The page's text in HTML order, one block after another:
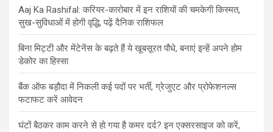
Aaj Ka Rashifal: करियर-कारोबार में इन राशियों की चमकेगी किस्मत,
सुख-सुविधाओं में होगी वृद्धि, पढ़ें दैनिक राशिफल
बिना मिट्टी और मेंटेनेंस के बढ़ते हैं ये खूबसूरत पौधे, बनाएं इन्‍हें अपने होम
डेकोर का हिस्‍सा
बैंक ऑफ बड़ौदा में निकली कई पदों पर भर्ती, ग्रेजुएट और प्रोफेशनल्स
फटाफट करें आवेदन
घंटों बैठकर काम करने से हो गया है कमर दर्द? इन एक्सरसाइज को करें,